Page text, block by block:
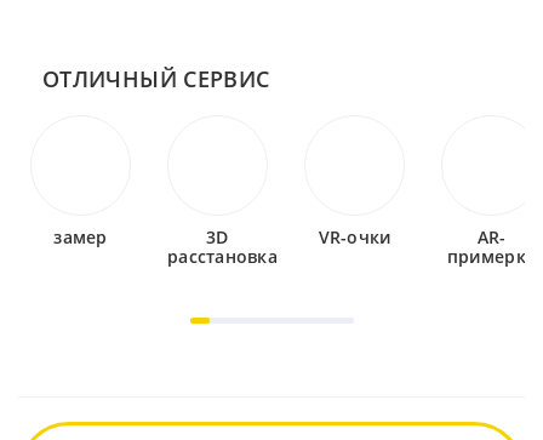
ОТЛИЧНЫЙ СЕРВИС
замер
3D
расстановка
VR-очки
AR-
примерка